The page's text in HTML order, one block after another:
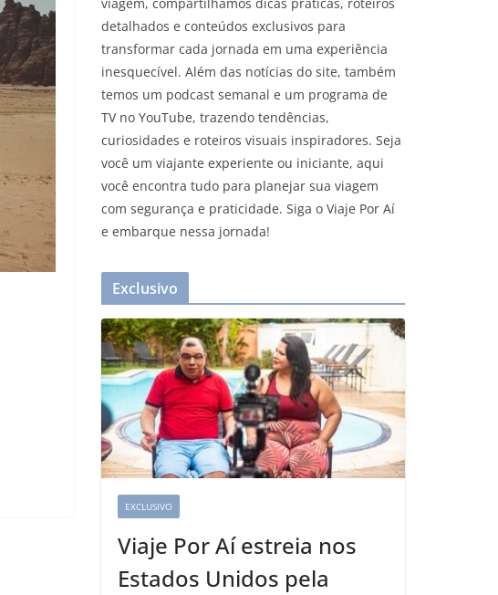
detalhados e conteúdos exclusivos para
transformar cada jornada em uma experiência
inesquecível. Além das notícias do site, também
temos um podcast semanal e um programa de
TV no YouTube, trazendo tendências,
curiosidades e roteiros visuais inspiradores. Seja
você um viajante experiente ou iniciante, aqui
você encontra tudo para planejar sua viagem
com segurança e praticidade. Siga o Viaje Por Aí
e embarque nessa jornada!
Exclusivo
EXCLUSIVO
Viaje Por Aí estreia nos
Estados Unidos pela